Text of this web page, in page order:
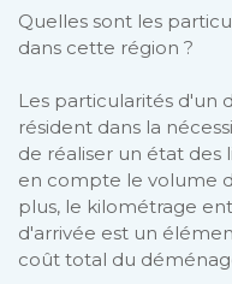
Quelles sont les
dans cette région ?
Les particularités d'un
résident dans la
de réaliser un état
en compte le volume
plus, le kilométrage
d'arrivée est un
coût total du